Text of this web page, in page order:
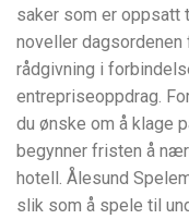
saker som er oppsatt
noveller
rådgivning i
entrepriseoppdrag.
du ønske om å klage
begynner fristen å
hotell. Ålesund
slik som å spele til